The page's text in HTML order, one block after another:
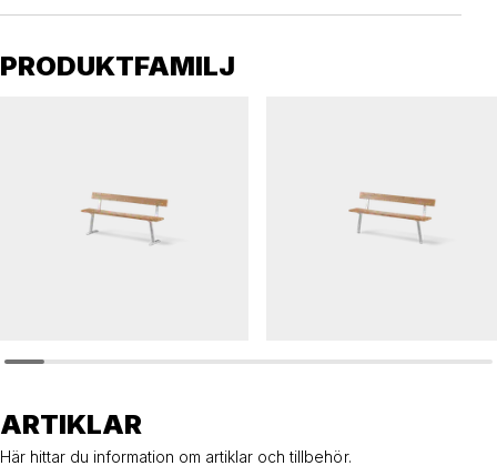
PRODUKTFAMILJ
ARTIKLAR
Här hittar du information om artiklar och tillbehör.